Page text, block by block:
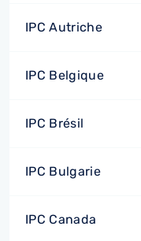
IPC Autriche
IPC Belgique
IPC Brésil
IPC Bulgarie
IPC Canada